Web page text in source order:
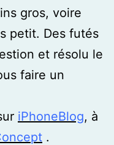
gros, voire
petit. Des futés
et résolu le
faire un
iPhoneBlog, à
.